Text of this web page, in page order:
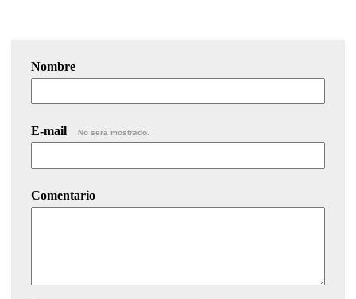
Nombre
E-mail No será mostrado.
Comentario